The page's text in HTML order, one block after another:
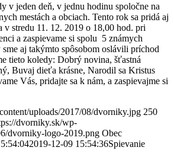
v jeden deň, v jednu hodinu spoločne na
mestách a obciach. Tento rok sa pridá aj
v stredu 11. 12. 2019 o 18,00 hod. pri
a zaspievame si spolu 5 známych
aj takýmto spôsobom oslávili príchod
tieto koledy: Dobrý novina, šťastná
Buvaj dieťa krásne, Narodil sa Kristus
Vás, pridajte sa k nám, a zaspievajme si
uploads/2017/08/dvorniky.jpg 250
dvorniky.sk/wp-
dvorniky-logo-2019.png Obec
2019-12-09 15:54:36Spievanie